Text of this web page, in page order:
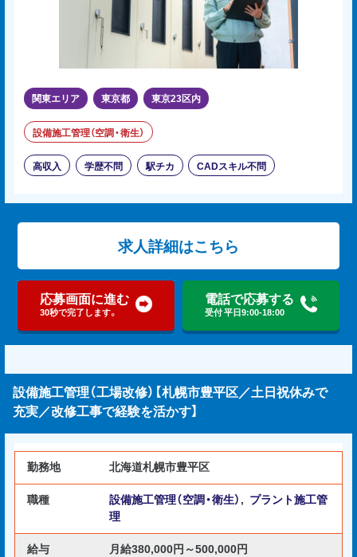
関東エリア 東京都 東京23区内
設備施工管理（空調・衛生）
高収入 学歴不問 駅チカ CADスキル不問
求人詳細はこちら
応募画面に進む
30秒で完了します。
電話で応募する
受付 平日9:00-18:00
設備施工管理（工場改修）【札幌市豊平区／土日祝休みで
充実／改修工事で経験を活かす】
勤務地 北海道札幌市豊平区
職種 設備施工管理（空調・衛生） , プラント施工管
理
給与 月給380,000円～500,000円